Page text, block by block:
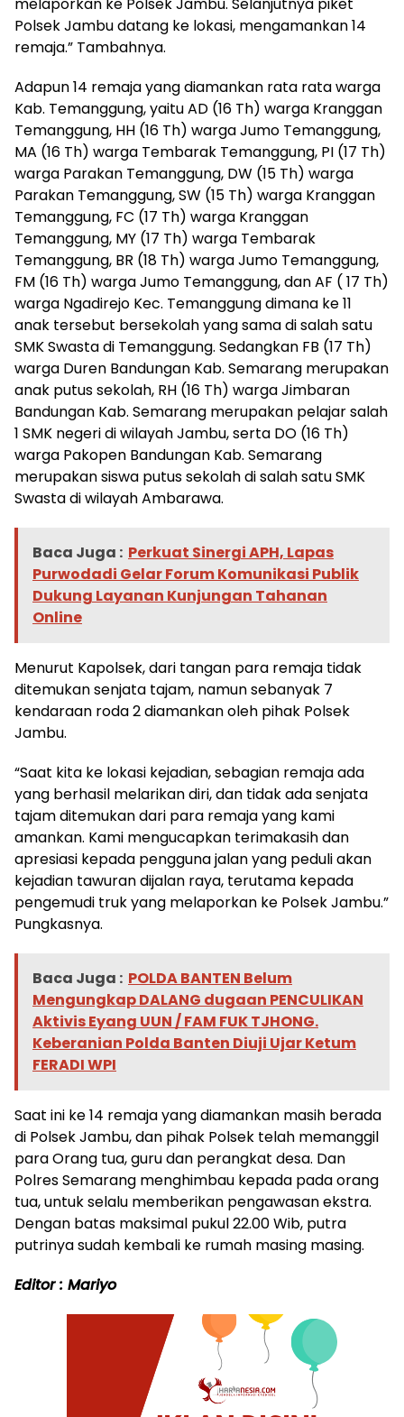
melaporkan ke Polsek Jambu. Selanjutnya piket
Polsek Jambu datang ke lokasi, mengamankan 14
remaja.” Tambahnya.
Adapun 14 remaja yang diamankan rata rata warga
Kab. Temanggung, yaitu AD (16 Th) warga Kranggan
Temanggung, HH (16 Th) warga Jumo Temanggung,
MA (16 Th) warga Tembarak Temanggung, PI (17 Th)
warga Parakan Temanggung, DW (15 Th) warga
Parakan Temanggung, SW (15 Th) warga Kranggan
Temanggung, FC (17 Th) warga Kranggan
Temanggung, MY (17 Th) warga Tembarak
Temanggung, BR (18 Th) warga Jumo Temanggung,
FM (16 Th) warga Jumo Temanggung, dan AF ( 17 Th)
warga Ngadirejo Kec. Temanggung dimana ke 11
anak tersebut bersekolah yang sama di salah satu
SMK Swasta di Temanggung. Sedangkan FB (17 Th)
warga Duren Bandungan Kab. Semarang merupakan
anak putus sekolah, RH (16 Th) warga Jimbaran
Bandungan Kab. Semarang merupakan pelajar salah
1 SMK negeri di wilayah Jambu, serta DO (16 Th)
warga Pakopen Bandungan Kab. Semarang
merupakan siswa putus sekolah di salah satu SMK
Swasta di wilayah Ambarawa.
Baca Juga : Perkuat Sinergi APH, Lapas
Purwodadi Gelar Forum Komunikasi Publik
Dukung Layanan Kunjungan Tahanan
Online
Menurut Kapolsek, dari tangan para remaja tidak
ditemukan senjata tajam, namun sebanyak 7
kendaraan roda 2 diamankan oleh pihak Polsek
Jambu.
“Saat kita ke lokasi kejadian, sebagian remaja ada
yang berhasil melarikan diri, dan tidak ada senjata
tajam ditemukan dari para remaja yang kami
amankan. Kami mengucapkan terimakasih dan
apresiasi kepada pengguna jalan yang peduli akan
kejadian tawuran dijalan raya, terutama kepada
pengemudi truk yang melaporkan ke Polsek Jambu.”
Pungkasnya.
Baca Juga : POLDA BANTEN Belum
Mengungkap DALANG dugaan PENCULIKAN
Aktivis Eyang UUN / FAM FUK TJHONG.
Keberanian Polda Banten Diuji Ujar Ketum
FERADI WPI
Saat ini ke 14 remaja yang diamankan masih berada
di Polsek Jambu, dan pihak Polsek telah memanggil
para Orang tua, guru dan perangkat desa. Dan
Polres Semarang menghimbau kepada pada orang
tua, untuk selalu memberikan pengawasan ekstra.
Dengan batas maksimal pukul 22.00 Wib, putra
putrinya sudah kembali ke rumah masing masing.
Editor : Mariyo